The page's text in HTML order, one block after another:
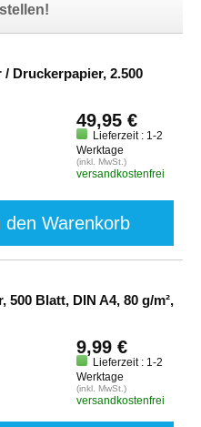
Druckerpapier, 2.500
49,95 €
Lieferzeit : 1-2
Werktage
(inkl. MwSt.)
versandkostenfrei
den Warenkorb
Blatt, DIN A4, 80 g/m²,
9,99 €
Lieferzeit : 1-2
Werktage
(inkl. MwSt.)
versandkostenfrei